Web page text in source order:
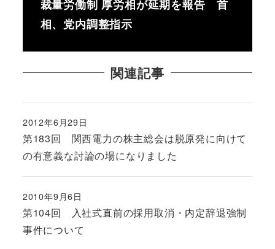
裁量労働制 厚労相が延期を報告 首
相、党内調整指示
関連記事
第183回 関西電力の株主総会は脱原発に向けて
の有意義な討論の場になりました
投稿日
2012年6月29日
第104回 入社式直前の採用取消・内定辞退強制
事件について
投稿日
2010年9月6日